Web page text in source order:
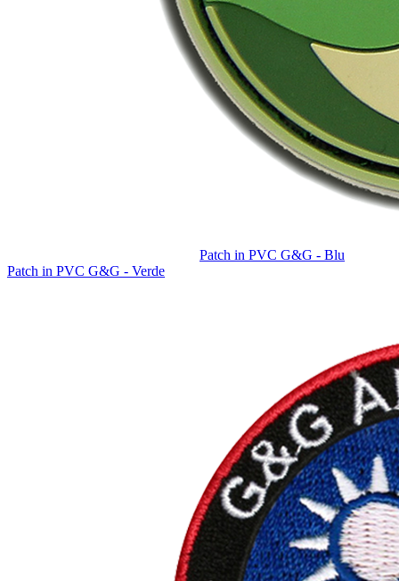
Patch in PVC G&G - Blu
Patch in PVC G&G - Verde